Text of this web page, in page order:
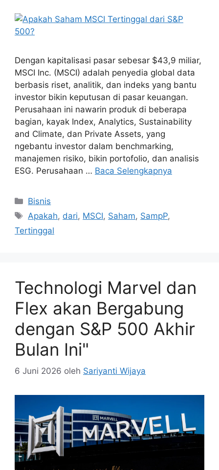
Dengan kapitalisasi pasar sebesar $43,9 miliar,
MSCI Inc. (MSCI) adalah penyedia global data
berbasis riset, analitik, dan indeks yang bantu
investor bikin keputusan di pasar keuangan.
Perusahaan ini nawarin produk di beberapa
bagian, kayak Index, Analytics, Sustainability
and Climate, dan Private Assets, yang
ngebantu investor dalam benchmarking,
manajemen risiko, bikin portofolio, dan analisis
ESG. Perusahaan … Baca Selengkapnya
Kategori
Bisnis
Tag
Apakah, dari, MSCI, Saham, SampP,
Tertinggal
Technologi Marvel dan
Flex akan Bergabung
dengan S&P 500 Akhir
Bulan Ini"
6 Juni 2026 oleh Sariyanti Wijaya